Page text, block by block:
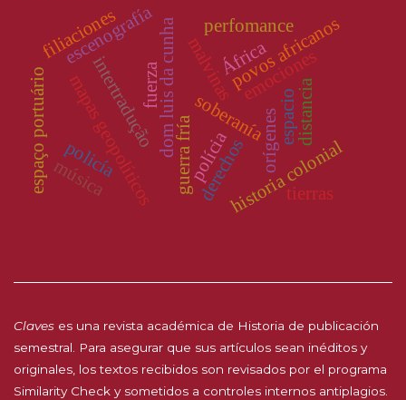
dom luis da cunha soberaníaorígenes
malvinas
intertradução
povos africanos
mapas geopolíticos
África
fuerza emociones
escenografía perfomance
espacio
historia colonial
distancia
derechos
filiaciones
policía
música guerra fríapolícia
espaço portuário tierras
Claves es una revista académica de Historia de publicación
semestral. Para asegurar que sus artículos sean inéditos y
originales, los textos recibidos son revisados por el programa
Similarity Check y sometidos a controles internos antiplagios.